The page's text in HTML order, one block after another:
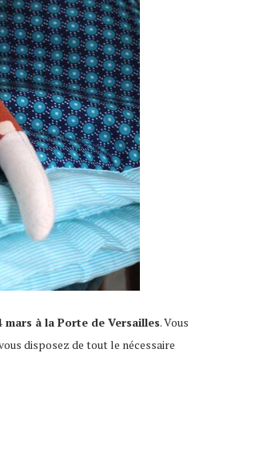
mars à la Porte de Versailles. Vous
disposez de tout le nécessaire